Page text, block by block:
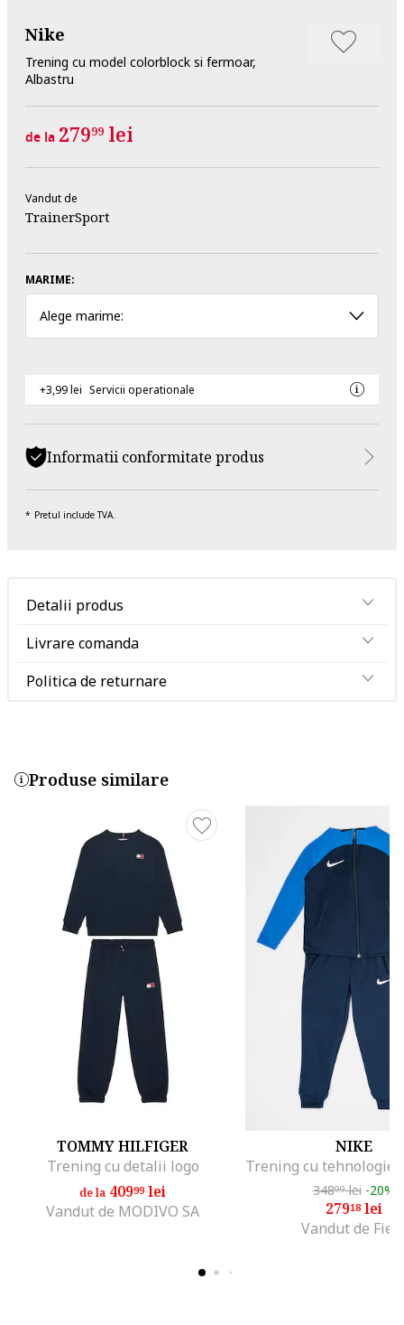
Nike
Trening cu model colorblock si fermoar,
Albastru
de la 27999 lei
Vandut de
TrainerSport
MARIME:
Alege marime:
+3,99 lei Servicii operationale
Informatii conformitate produs
Pretul include TVA.
Detalii produs
Livrare comanda
Politica de returnare
Produse similare
TOMMY HILFIGER
Trening cu detalii logo
de la 40999lei
Vandut de MODIVO SA
NIKE
34899lei -20%
27918lei
Vandut de